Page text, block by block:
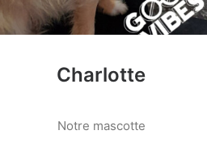
Charlotte
Notre mascotte